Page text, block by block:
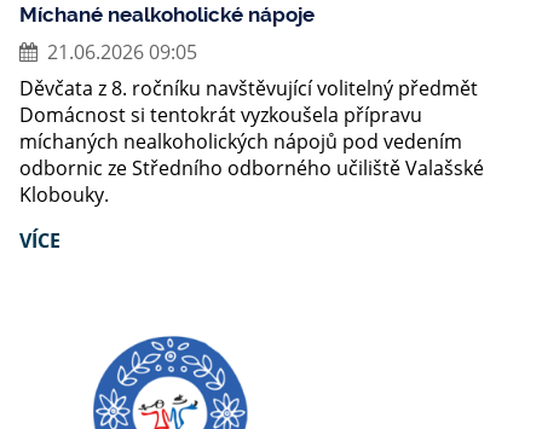
Míchané nealkoholické nápoje
21.06.2026 09:05
Děvčata z 8. ročníku navštěvující volitelný předmět
Domácnost si tentokrát vyzkoušela přípravu
míchaných nealkoholických nápojů pod vedením
odbornic ze Středního odborného učiliště Valašské
Klobouky.
VÍCE